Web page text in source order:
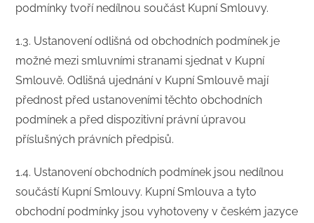
podmínky tvoří nedílnou součást Kupní Smlouvy.
1.3. Ustanovení odlišná od obchodních podmínek je
možné mezi smluvními stranami sjednat v Kupní
Smlouvě. Odlišná ujednání v Kupní Smlouvě mají
přednost před ustanoveními těchto obchodních
podmínek a před dispozitivní právní úpravou
příslušných právních předpisů.
1.4. Ustanovení obchodních podmínek jsou nedílnou
součástí Kupní Smlouvy. Kupní Smlouva a tyto
obchodní podmínky jsou vyhotoveny v českém jazyce